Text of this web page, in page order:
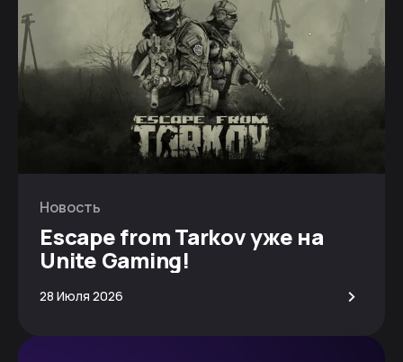
Новость
Escape from Tarkov уже на
Unite Gaming!
28 Июля 2026 >